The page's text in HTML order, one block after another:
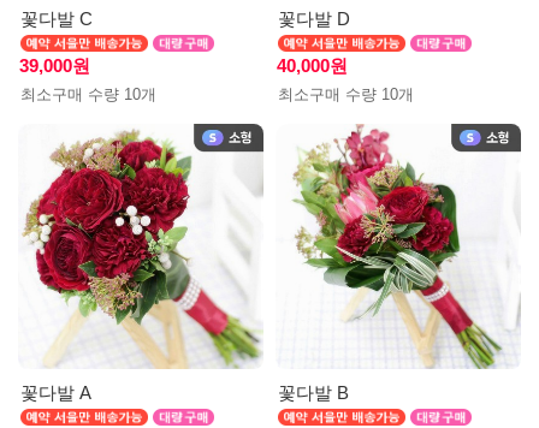
꽃다발 C
39,000원
최소구매 수량 10개
꽃다발 D
40,000원
최소구매 수량 10개
꽃다발 A 꽃다발 B